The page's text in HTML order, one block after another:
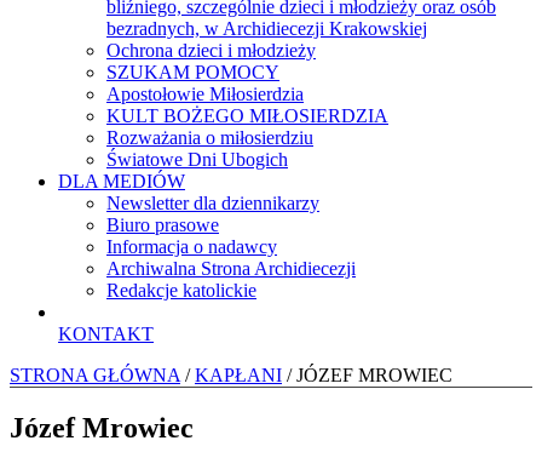
bliźniego, szczególnie dzieci i młodzieży oraz osób
bezradnych, w Archidiecezji Krakowskiej
Ochrona dzieci i młodzieży
SZUKAM POMOCY
Apostołowie Miłosierdzia
KULT BOŻEGO MIŁOSIERDZIA
Rozważania o miłosierdziu
Światowe Dni Ubogich
DLA MEDIÓW
Newsletter dla dziennikarzy
Biuro prasowe
Informacja o nadawcy
Archiwalna Strona Archidiecezji
Redakcje katolickie
KONTAKT
STRONA GŁÓWNA /KAPŁANI / JÓZEF MROWIEC
Józef Mrowiec